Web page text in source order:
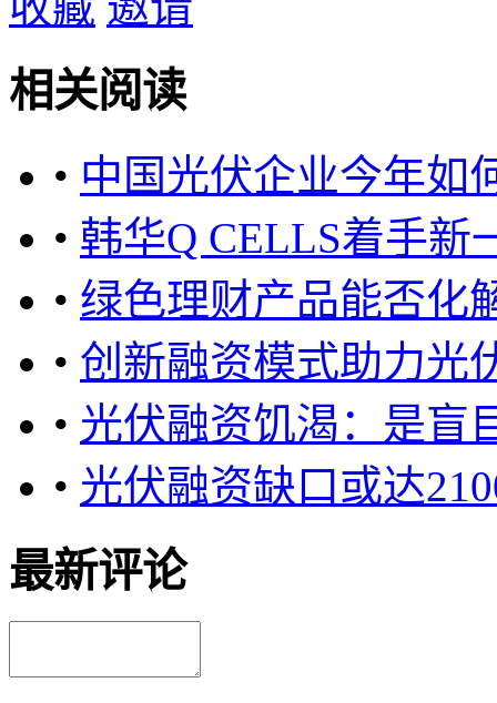
相关阅读
• 中国光伏企业今年如
• 韩华Q CELLS着手新
• 绿色理财产品能否化
• 创新融资模式助力光
• 光伏融资饥渴：是盲
• 光伏融资缺口或达
最新评论